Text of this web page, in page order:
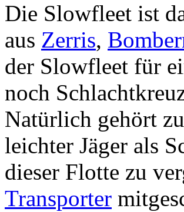
Die Slowfleet ist
aus Zerris,
der Slowfleet für
noch
Natürlich gehört
leichter Jäger als
dieser Flotte zu
Transporter